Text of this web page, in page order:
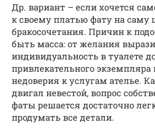
Др. вариант – если хочется
к своему платью фату на саму
бракосочетания. Причин к
быть масса: от желания
индивидуальность в туалете
привлекательного экземпляра
недоверия к услугам ателье.
двигал невестой, вопрос
фаты решается достаточно
продумать все детали.